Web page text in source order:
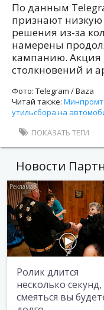
По данным
признают низкую
решения из-за
намерены
кампанию. Акция
столкновений и
Фото: Telegram / Baza
Читай также:
утильсбора на
ПОКАЗАТЬ ТЕГИ
Новости
Ролик длится
несколько секунд,
смеяться вы